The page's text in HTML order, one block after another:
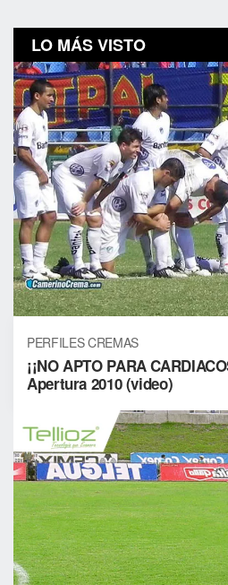
LO MÁS VISTO
PERFILES CREMAS
¡¡NO APTO PARA
Apertura 2010 (video)